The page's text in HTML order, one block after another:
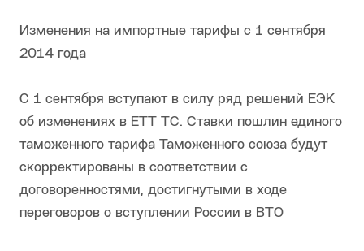
Изменения на импортные тарифы с 1 сентября
2014 года
С 1 сентября вступают в силу ряд решений ЕЭК
об изменениях в ЕТТ ТС. Ставки пошлин единого
таможенного тарифа Таможенного союза будут
скорректированы в соответствии с
договоренностями, достигнутыми в ходе
переговоров о вступлении России в ВТО